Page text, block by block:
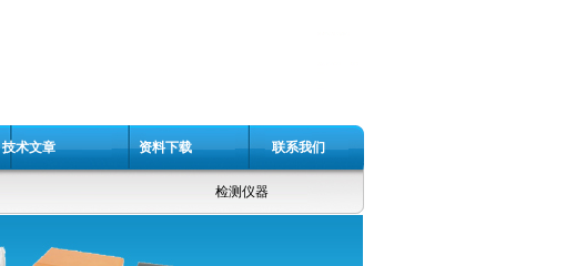
技术文章 资料下载 联系我们
检测仪器